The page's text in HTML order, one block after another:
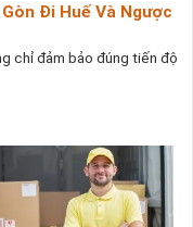
Đi Huế Và Ngược
chỉ đảm bảo đúng tiến độ